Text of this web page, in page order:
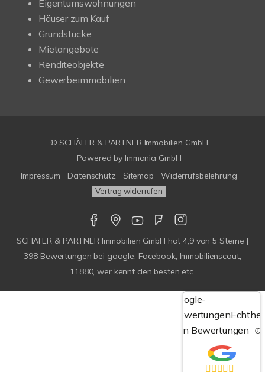
Eigentumswohnungen
Häuser zum Kauf
Grundstücke
Mietangebote
Renditeobjekte
Gewerbeimmobilien
© SCHÄFER & PARTNER Immobilien GmbH
Powered by Immonia GmbH
Impressum
Datenschutz Sitemap Widerrufsbelehrung
Vertrag widerrufen
SCHÄFER & PARTNER Immobilien GmbH hat4,9von5 Sterne |
398 Bewertungen bei google, Facebook, Immobilienscout,
11880, wer kennt den besten etc.
Google-
Bewertungen
von Bewertungen